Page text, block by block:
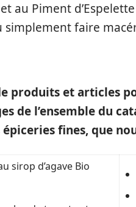
au Piment
simplement faire
produits et articles
de l’ensemble du
fines, que
sirop d’agave Bio